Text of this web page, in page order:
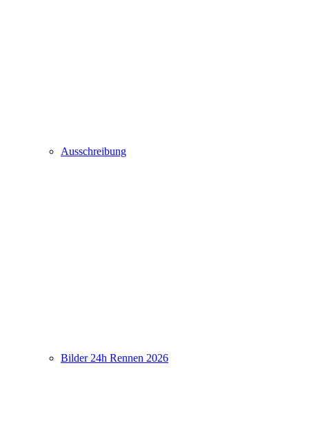
Ausschreibung
Bilder 24h Rennen 2026